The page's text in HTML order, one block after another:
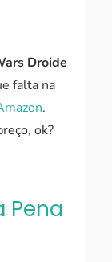
Droide
falta na
.
ok?
Pena